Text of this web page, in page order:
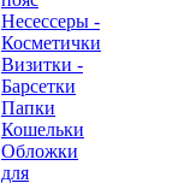
Несессеры -
Косметички
Визитки -
Барсетки
Папки
Кошельки
Обложки
для